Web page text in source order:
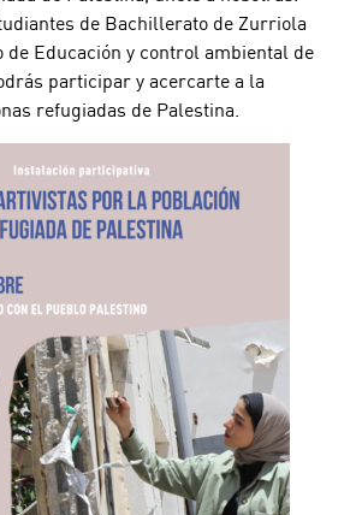
de Bachillerato de Zurriola
Educación y control ambiental de
participar y acercarte a la
refugiadas de Palestina.